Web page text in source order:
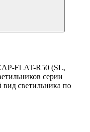
FLAT-R50 (SL,
серии
светильника по